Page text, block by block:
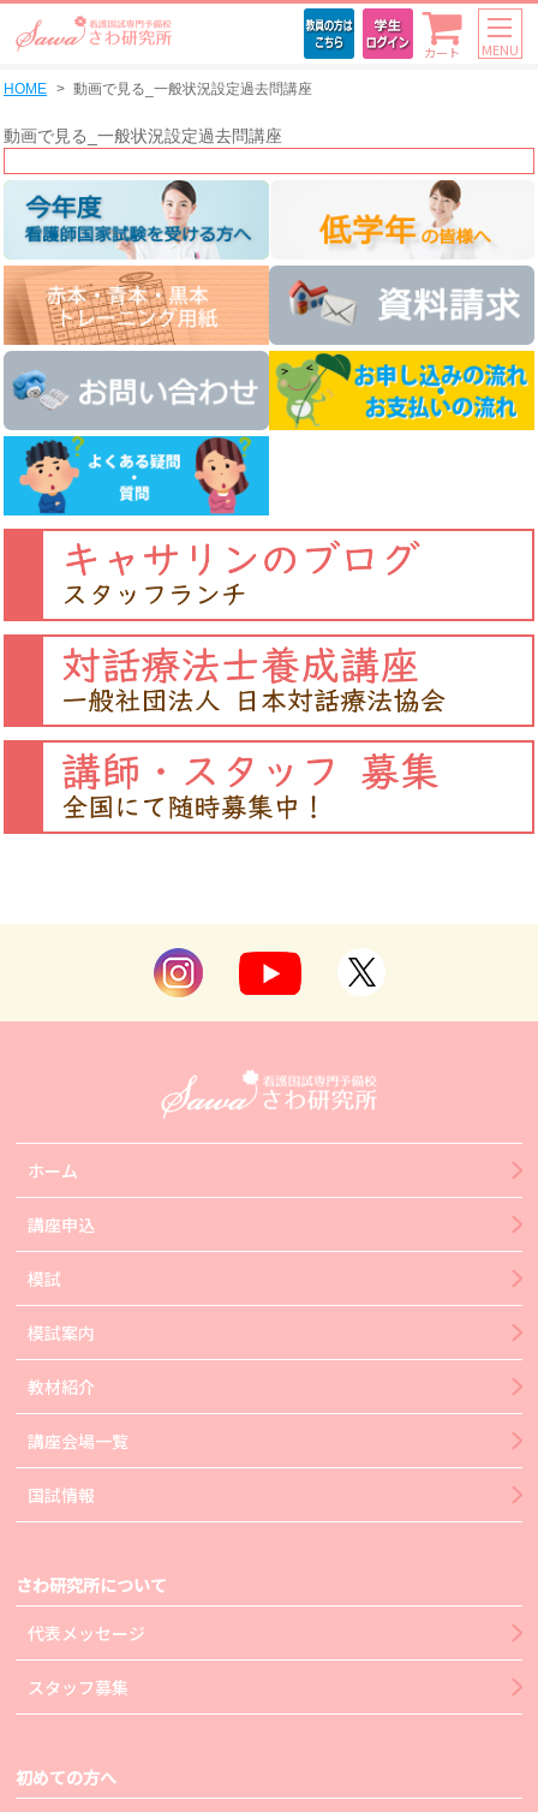
カート MENU
HOME 動画で見る_一般状況設定過去問講座
動画で見る_一般状況設定過去問講座
ホーム
講座申込
模試
模試案内
教材紹介
講座会場一覧
国試情報
さわ研究所について
代表メッセージ
スタッフ募集
初めての方へ